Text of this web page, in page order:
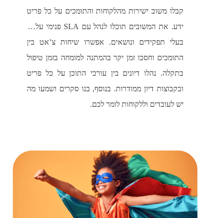
קבלו משוב ישירות מהלקוחות והתומכים על כל פריט
ידע. את המשובים תוכלו לנהל עם SLA פנימי על פי
בעלי תפקידים ונושאים. אפשרו שיחות צ’אט בין
התומכים וחסכו זמן יקר בהמתנה למומחה בזמן טיפול
בתקלה. נהלו דיונים בין עורכי התוכן על כל פריט
ובקבוצות דיון ממודרות. בנוסף, בנו סקרים ושמעו מה
יש לעובדים וללקוחות לומר לכם.